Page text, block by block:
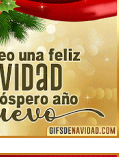
pantalla de feliz navidad